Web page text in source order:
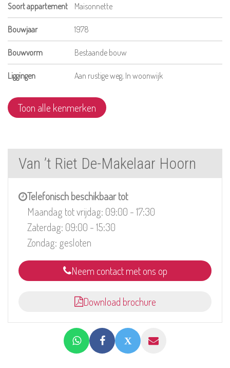
Soort appartement Maisonnette
Bouwjaar 1978
Bouwvorm Bestaande bouw
Liggingen Aan rustige weg, In woonwijk
Toon alle kenmerken
Van ’t Riet De-Makelaar Hoorn
Telefonisch beschikbaar tot
Maandag tot vrijdag: 09:00 - 17:30
Zaterdag: 09:00 - 15:30
Zondag: gesloten
Neem contact met ons op
Download brochure